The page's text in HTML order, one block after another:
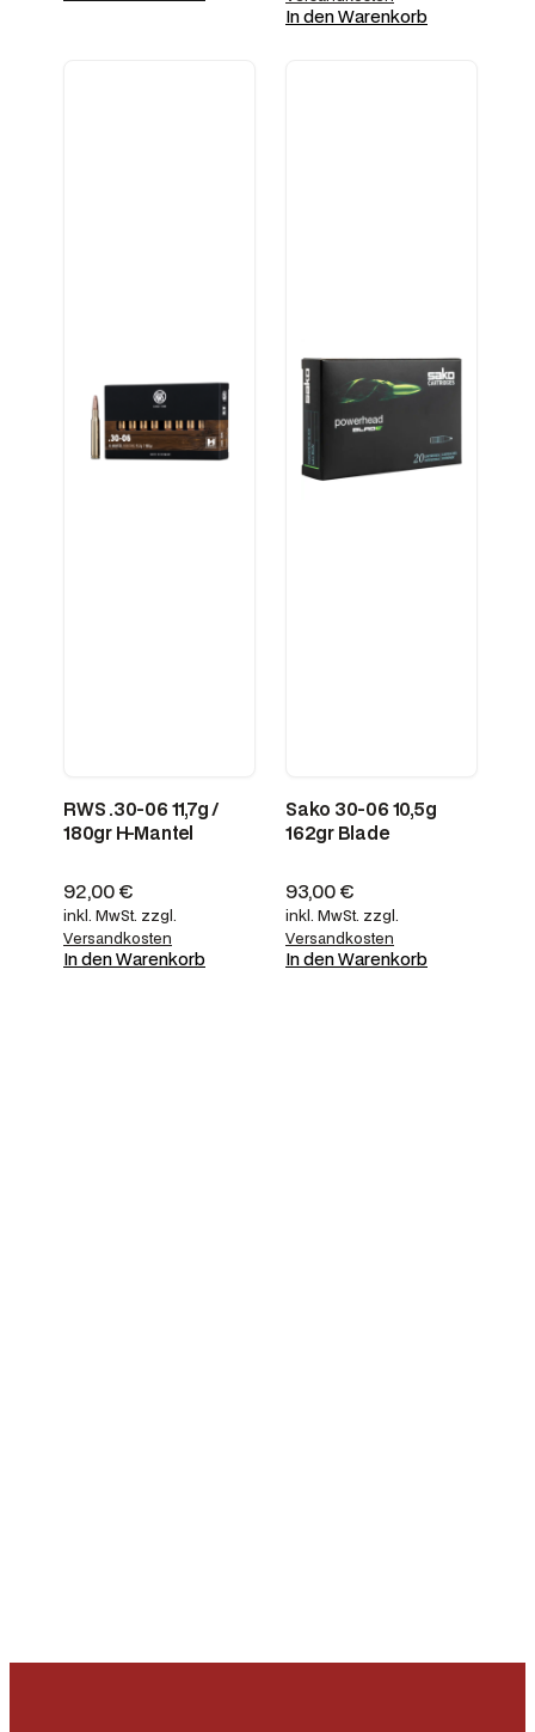
In den Warenkorb
RWS .30-06 11,7g /
180gr H-Mantel
92,00€
inkl. MwSt. zzgl.
Versandkosten
In den Warenkorb
Sako 30-06 10,5g
162gr Blade
93,00€
inkl. MwSt. zzgl.
Versandkosten
In den Warenkorb